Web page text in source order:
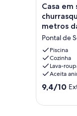
Casa
em
serrambi,
piscina,
e
a
menos
de
metros
Casa em
metros
Pontal de
Piscina
Cozinha
Lava-
Aceita
9.4
10,
9,4/10